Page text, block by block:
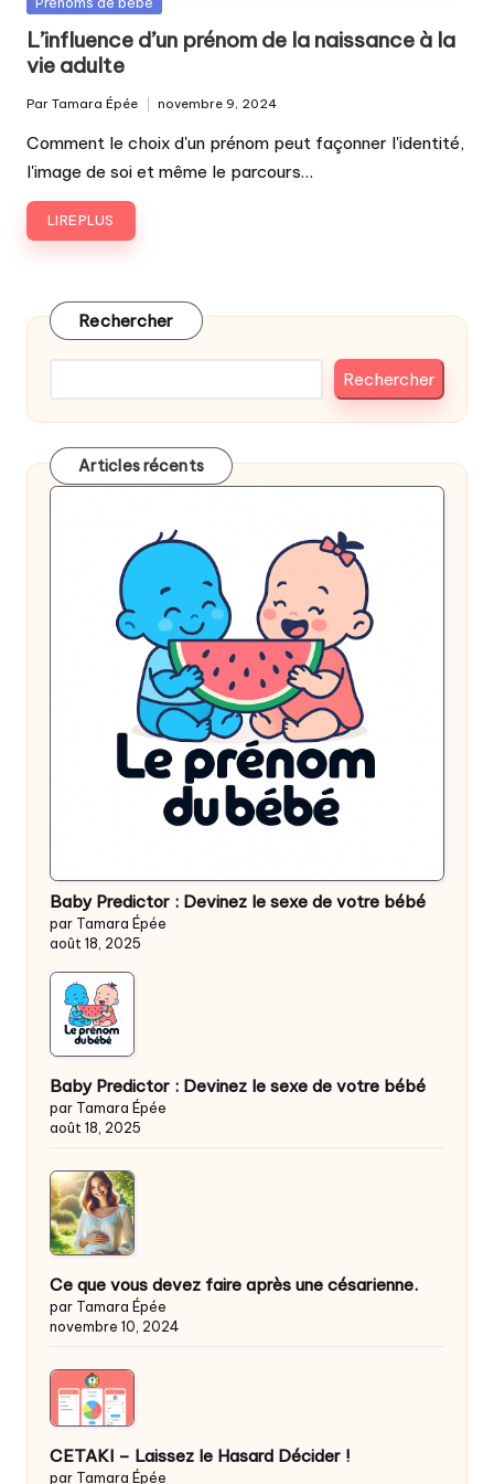
L’influence d’un prénom de la naissance à la
vie adulte
par
Par Tamara Épée novembre 9, 2024
Comment le choix d'un prénom peut façonner l'identité,
l'image de soi et même le parcours…
LIRE PLUS
Rechercher
Rechercher
Articles récents
Baby Predictor : Devinez le sexe de votre bébé
par Tamara Épée
août 18, 2025
Baby Predictor : Devinez le sexe de votre bébé
par Tamara Épée
août 18, 2025
Ce que vous devez faire après une césarienne.
par Tamara Épée
novembre 10, 2024
CETAKI – Laissez le Hasard Décider !
par Tamara Épée